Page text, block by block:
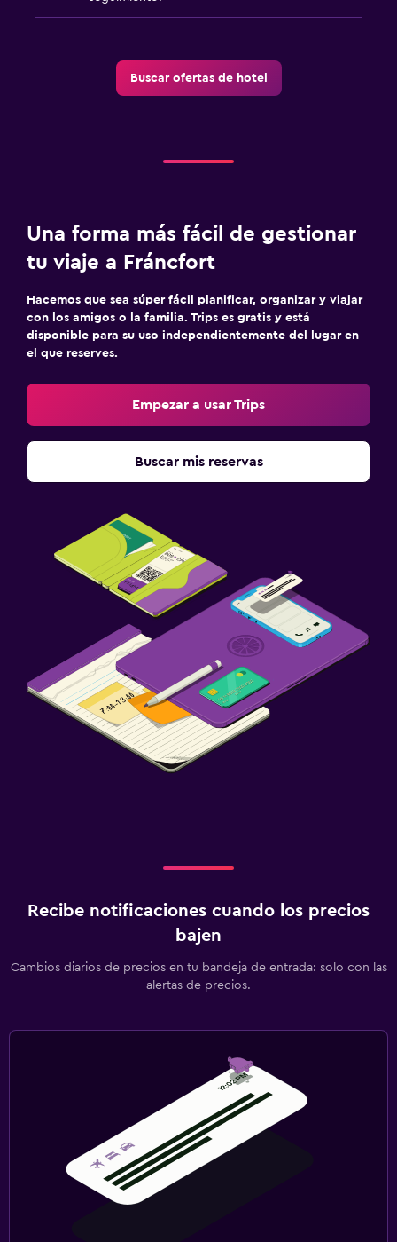
Buscar ofertas de hotel
Una forma más fácil de gestionar
tu viaje a Fráncfort
Hacemos que sea súper fácil planificar, organizar y viajar
con los amigos o la familia. Trips es gratis y está
disponible para su uso independientemente del lugar en
el que reserves.
Empezar a usar Trips
Buscar mis reservas
Recibe notificaciones cuando los precios
bajen
Cambios diarios de precios en tu bandeja de entrada: solo con las
alertas de precios.